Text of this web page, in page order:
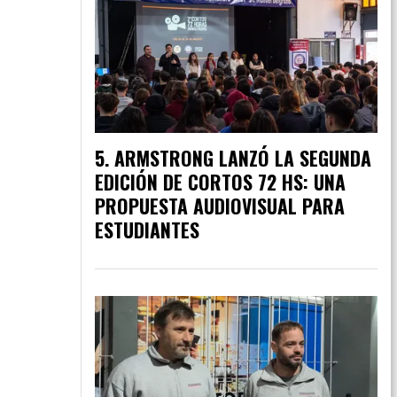
ARMSTRONG LANZÓ LA SEGUNDA
EDICIÓN DE CORTOS 72 HS: UNA
PROPUESTA AUDIOVISUAL PARA
ESTUDIANTES